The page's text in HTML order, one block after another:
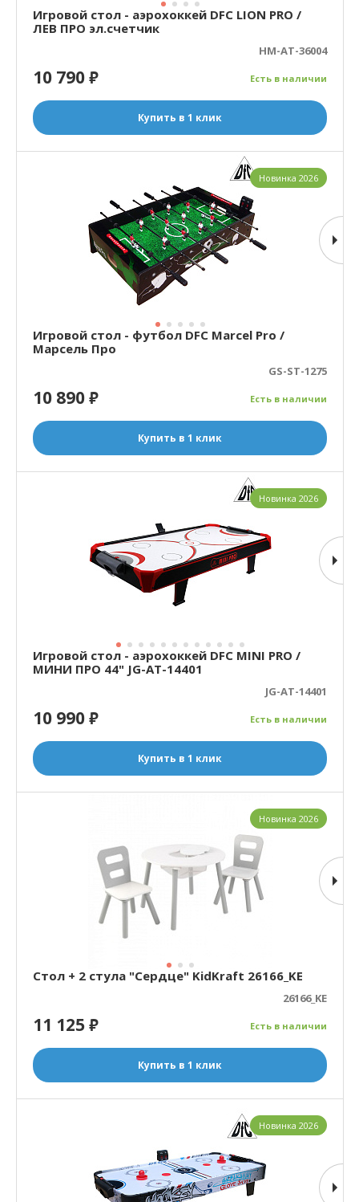
Игровой стол - аэрохоккей DFC LION PRO /
ЛЕВ ПРО эл.счетчик
HM-AT-36004
Есть в наличии
10 790₽
Купить в 1 клик
Игровой стол - футбол DFC Marcel Pro /
Марсель Про
GS-ST-1275
Есть в наличии
10 890₽
Купить в 1 клик
Новинка 2026
Игровой стол - аэрохоккей DFC MINI PRO /
МИНИ ПРО 44" JG-AT-14401
JG-AT-14401
Есть в наличии
10 990₽
Купить в 1 клик
Новинка 2026
Стол + 2 стула "Сердце" KidKraft 26166_KE
26166_KE
Есть в наличии
11 125₽
Купить в 1 клик
Новинка 2026
Новинка 2026